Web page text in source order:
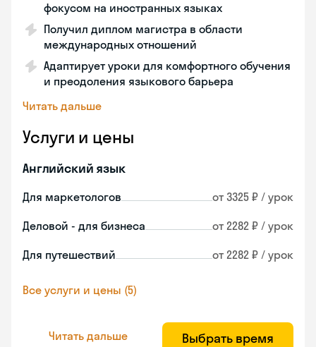
фокусом на иностранных языках
Получил диплом магистра в области
международных отношений
Адаптирует уроки для комфортного обучения
и преодоления языкового барьера
Читать дальше
Услуги и цены
Английский язык
Для маркетологов от 3325 ₽ / урок
Деловой - для бизнеса от 2282 ₽ / урок
Для путешествий от 2282 ₽ / урок
Все услуги и цены (5)
Читать дальше Выбрать время